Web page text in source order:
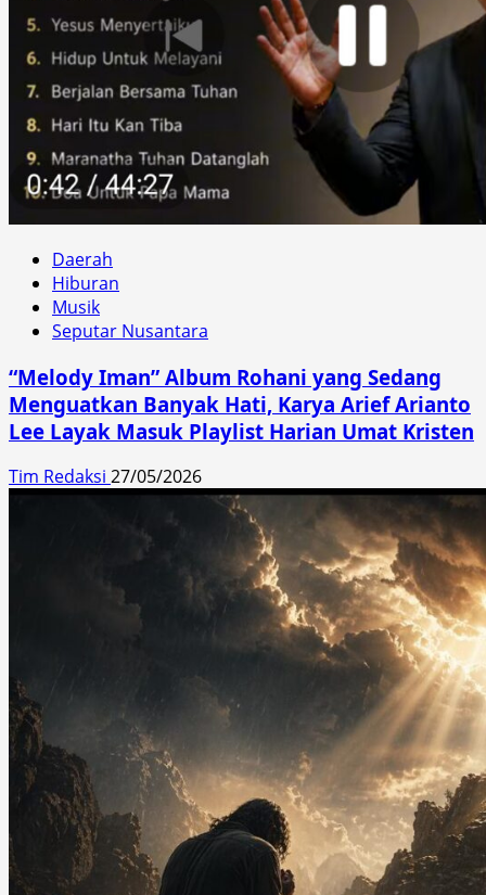
Daerah
Hiburan
Musik
Seputar Nusantara
“Melody Iman” Album Rohani yang Sedang
Menguatkan Banyak Hati, Karya Arief Arianto
Lee Layak Masuk Playlist Harian Umat Kristen
Tim Redaksi 27/05/2026